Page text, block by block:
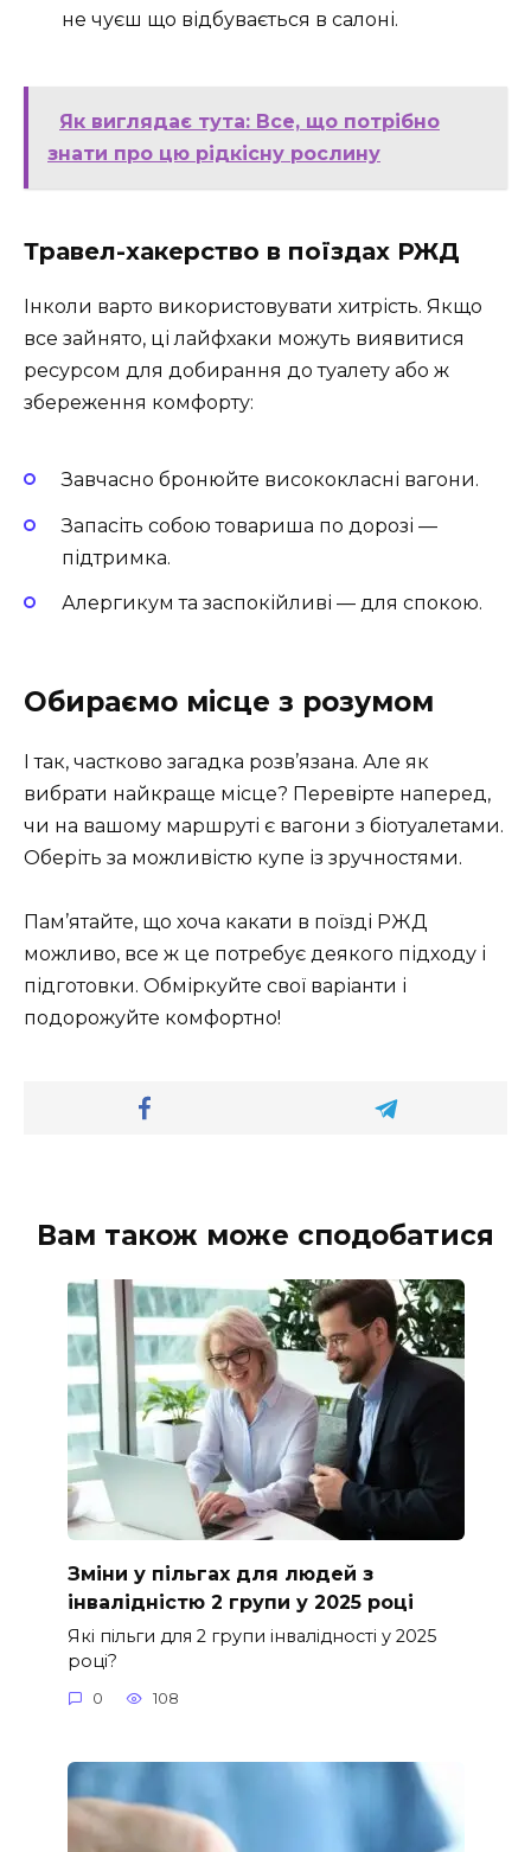
не чуєш що відбувається в салоні.
Як виглядає тута: Все, що потрібно
знати про цю рідкісну рослину
Травел-хакерство в поїздах РЖД
Інколи варто використовувати хитрість. Якщо
все зайнято, ці лайфхаки можуть виявитися
ресурсом для добирання до туалету або ж
збереження комфорту:
Завчасно бронюйте висококласні вагони.
Запасіть собою товариша по дорозі —
підтримка.
Алергикум та заспокійливі — для спокою.
Обираємо місце з розумом
І так, частково загадка розв’язана. Але як
вибрати найкраще місце? Перевірте наперед,
чи на вашому маршруті є вагони з біотуалетами.
Оберіть за можливістю купе із зручностями.
Пам’ятайте, що хоча какати в поїзді РЖД
можливо, все ж це потребує деякого підходу і
підготовки. Обміркуйте свої варіанти і
подорожуйте комфортно!
Вам також може сподобатися
Зміни у пільгах для людей з
інвалідністю 2 групи у 2025 році
Які пільги для 2 групи інвалідності у 2025
році?
0 108